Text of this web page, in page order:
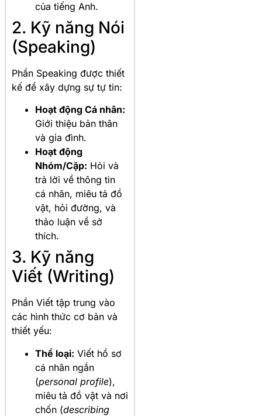
của tiếng Anh.
2. Kỹ năng Nói
(Speaking)
Phần Speaking được thiết
kế để xây dựng sự tự tin:
Hoạt động Cá nhân:
Giới thiệu bản thân
và gia đình.
Hoạt động
Nhóm/Cặp: Hỏi và
trả lời về thông tin
cá nhân, miêu tả đồ
vật, hỏi đường, và
thảo luận về sở
thích.
3. Kỹ năng
Viết (Writing)
Phần Viết tập trung vào
các hình thức cơ bản và
thiết yếu:
Thể loại: Viết hồ sơ
cá nhân ngắn
(personal profile),
miêu tả đồ vật và nơi
chốn (describing